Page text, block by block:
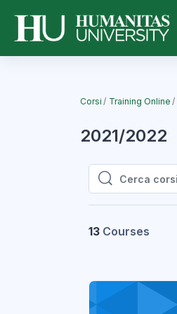
Corsi Training Online
2021/2022
Cerca corsi
Cerca corsi
13 Courses